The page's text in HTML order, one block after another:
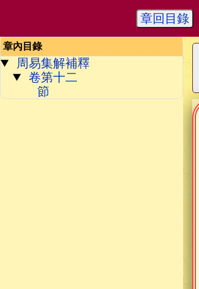
章回目錄
章內目錄
周易集解補釋
卷第十二
節